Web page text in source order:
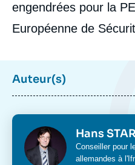
engendrées pour la
Européenne de
Auteur(s)
Photo Hans
Intitulé
du
Conseiller pour
allemandes à